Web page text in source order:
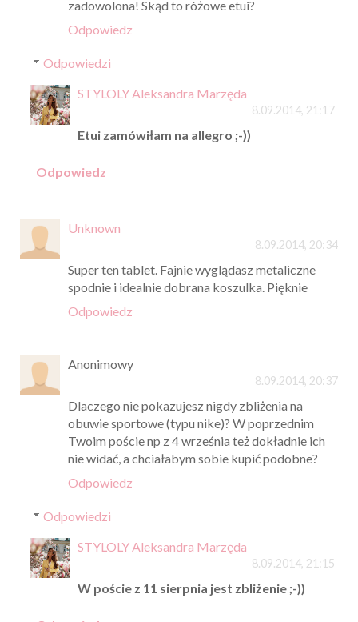
zadowolona! Skąd to różowe etui?
Odpowiedz
Odpowiedzi
STYLOLY Aleksandra Marzęda
8.09.2014, 21:17
Etui zamówiłam na allegro ;-))
Odpowiedz
Unknown
8.09.2014, 20:34
Super ten tablet. Fajnie wyglądasz metaliczne
spodnie i idealnie dobrana koszulka. Pięknie
Odpowiedz
Anonimowy
8.09.2014, 20:37
Dlaczego nie pokazujesz nigdy zbliżenia na
obuwie sportowe (typu nike)? W poprzednim
Twoim poście np z 4 września też dokładnie ich
nie widać, a chciałabym sobie kupić podobne?
Odpowiedz
Odpowiedzi
STYLOLY Aleksandra Marzęda
8.09.2014, 21:15
W poście z 11 sierpnia jest zbliżenie ;-))